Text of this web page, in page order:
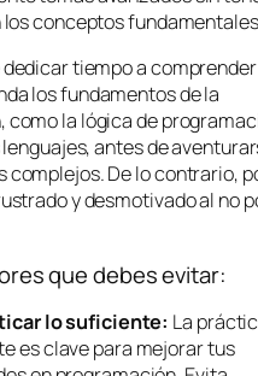
los conceptos
tiempo a
los fundamentos de la
como la lógica de
antes de
complejos. De lo contrario,
y desmotivado al no
que debes evitar:
lo suficiente: La
es clave para mejorar tus